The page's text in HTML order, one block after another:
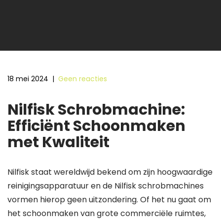
18 mei 2024 | Geen reacties
Nilfisk Schrobmachine:
Efficiënt Schoonmaken
met Kwaliteit
Nilfisk staat wereldwijd bekend om zijn hoogwaardige
reinigingsapparatuur en de Nilfisk schrobmachines
vormen hierop geen uitzondering. Of het nu gaat om
het schoonmaken van grote commerciële ruimtes,